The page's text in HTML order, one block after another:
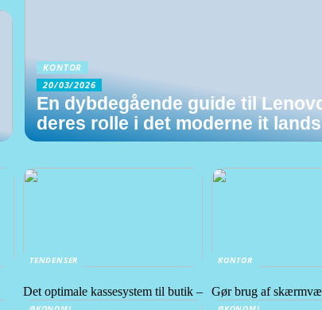
KONTOR
20/03/2026
En dybdegående guide til
deres rolle i det moderne it
TENDENSER
Det optimale kassesystem til butik –
KONTOR
Gør brug af